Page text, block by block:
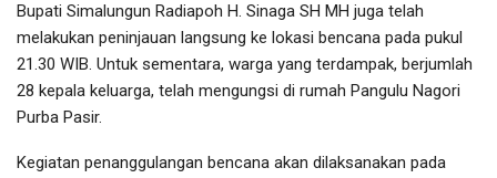
Bupati Simalungun Radiapoh H. Sinaga SH MH juga telah
melakukan peninjauan langsung ke lokasi bencana pada pukul
21.30 WIB. Untuk sementara, warga yang terdampak, berjumlah
28 kepala keluarga, telah mengungsi di rumah Pangulu Nagori
Purba Pasir.
Kegiatan penanggulangan bencana akan dilaksanakan pada